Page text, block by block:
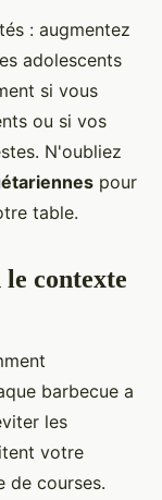
: augmentez
adolescents
si vous
ou si vos
N'oubliez
pour
table.
contexte
barbecue a
les
votre
de courses.